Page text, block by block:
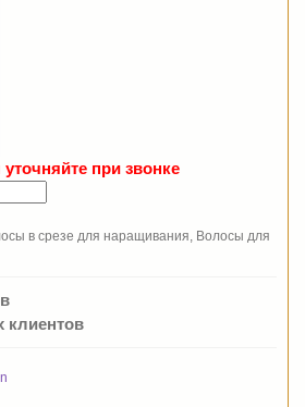
при звонке
в срезе для наращивания, Волосы для
клиентов